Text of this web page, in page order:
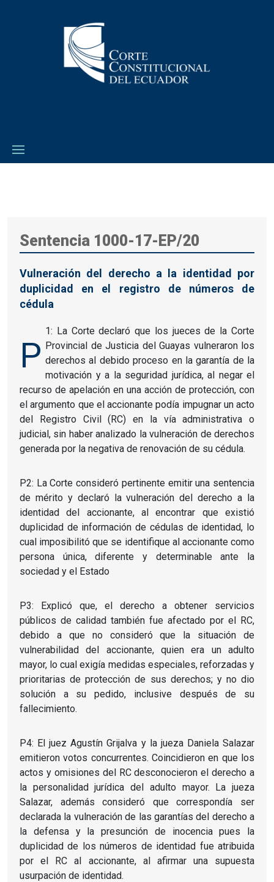
Sentencia 1000-17-EP/20
Vulneración del derecho a la identidad por
duplicidad en el registro de números de
cédula
P
1: La Corte declaró que los jueces de la Corte
Provincial de Justicia del Guayas vulneraron los
derechos al debido proceso en la garantía de la
motivación y a la seguridad jurídica, al negar el
recurso de apelación en una acción de protección, con
el argumento que el accionante podía impugnar un acto
del Registro Civil (RC) en la vía administrativa o
judicial, sin haber analizado la vulneración de derechos
generada por la negativa de renovación de su cédula.
P2: La Corte consideró pertinente emitir una sentencia
de mérito y declaró la vulneración del derecho a la
identidad del accionante, al encontrar que existió
duplicidad de información de cédulas de identidad, lo
cual imposibilitó que se identifique al accionante como
persona única, diferente y determinable ante la
sociedad y el Estado
P3: Explicó que, el derecho a obtener servicios
públicos de calidad también fue afectado por el RC,
debido a que no consideró que la situación de
vulnerabilidad del accionante, quien era un adulto
mayor, lo cual exigía medidas especiales, reforzadas y
prioritarias de protección de sus derechos; y no dio
solución a su pedido, inclusive después de su
fallecimiento.
P4: El juez Agustín Grijalva y la jueza Daniela Salazar
emitieron votos concurrentes. Coincidieron en que los
actos y omisiones del RC desconocieron el derecho a
la personalidad jurídica del adulto mayor. La jueza
Salazar, además consideró que correspondía ser
declarada la vulneración de las garantías del derecho a
la defensa y la presunción de inocencia pues la
duplicidad de los números de identidad fue atribuida
por el RC al accionante, al afirmar una supuesta
usurpación de identidad.